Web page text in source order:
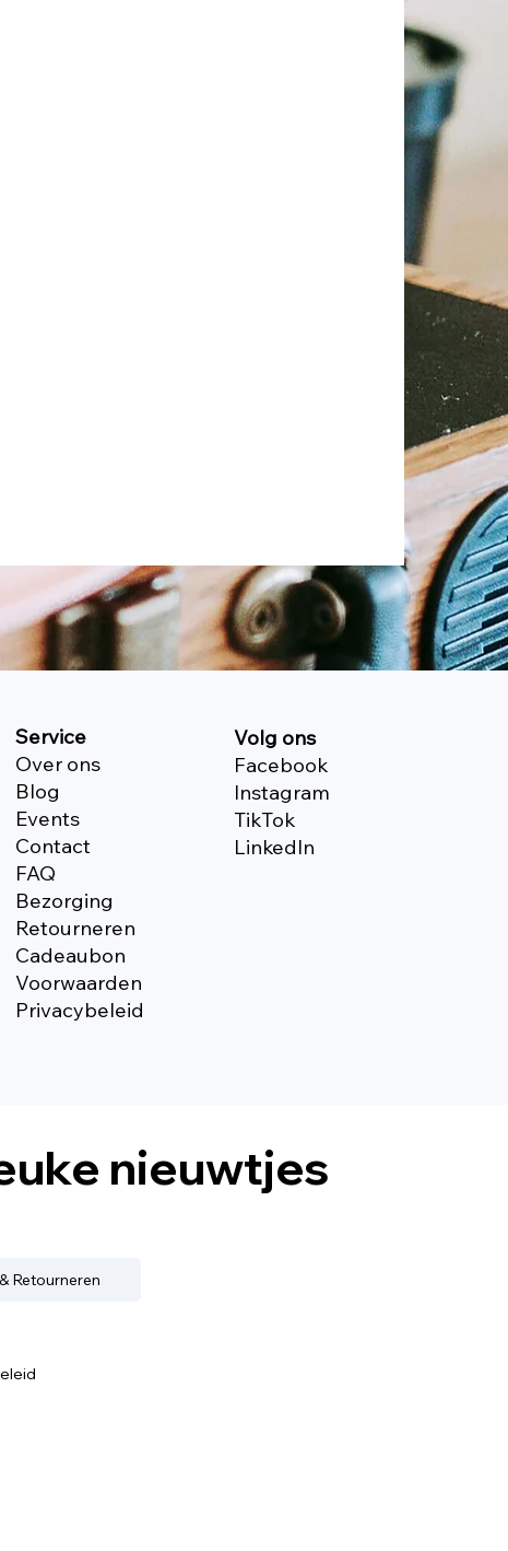
Service
Over ons
Blog
Events
Contact
FAQ
Bezorging
Retourneren
Cadeaubon
Voorwaarden
Privacybeleid
Volg ons
Facebook
Instagram
TikTok
Linkedln
nieuwtjes
Retourneren